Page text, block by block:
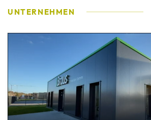
UNTERNEHMEN